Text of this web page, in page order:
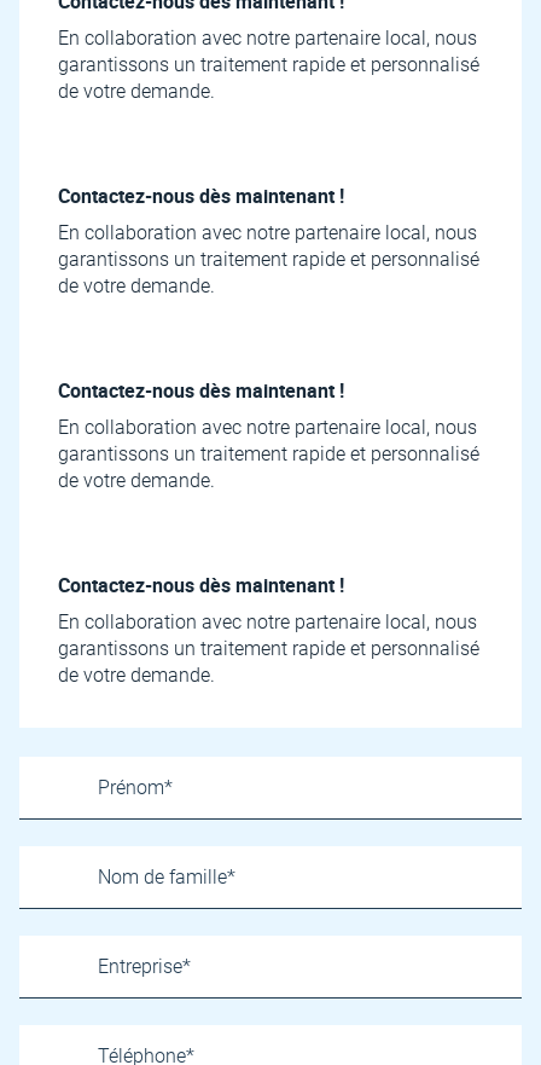
En collaboration avec notre partenaire local, nous
garantissons un traitement rapide et personnalisé
de votre demande.
Contactez-nous dès maintenant !
En collaboration avec notre partenaire local, nous
garantissons un traitement rapide et personnalisé
de votre demande.
Contactez-nous dès maintenant !
En collaboration avec notre partenaire local, nous
garantissons un traitement rapide et personnalisé
de votre demande.
Contactez-nous dès maintenant !
En collaboration avec notre partenaire local, nous
garantissons un traitement rapide et personnalisé
de votre demande.